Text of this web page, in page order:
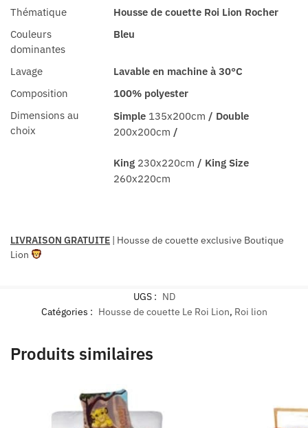
Thématique
Housse de couette Roi Lion Rocher
Couleurs
dominantes
Bleu
Lavage
Lavable en machine à 30°C
Composition
100% polyester
Dimensions au
choix
Simple 135x200cm / Double
200x200cm /
King 230x220cm / King Size
260x220cm
LIVRAISON GRATUITE | Housse de couette exclusive Boutique
Lion
UGS : ND
Catégories : Housse de couette Le Roi Lion, Roi lion
Produits similaires